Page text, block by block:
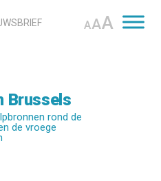
AAA
Brussels
rond de
de vroege